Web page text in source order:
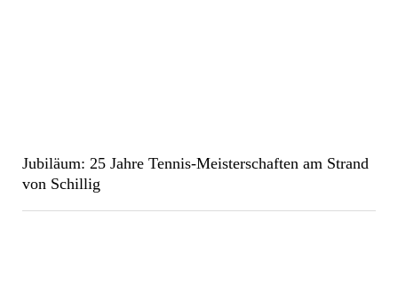
Jubiläum: 25 Jahre Tennis-Meisterschaften am Strand
von Schillig